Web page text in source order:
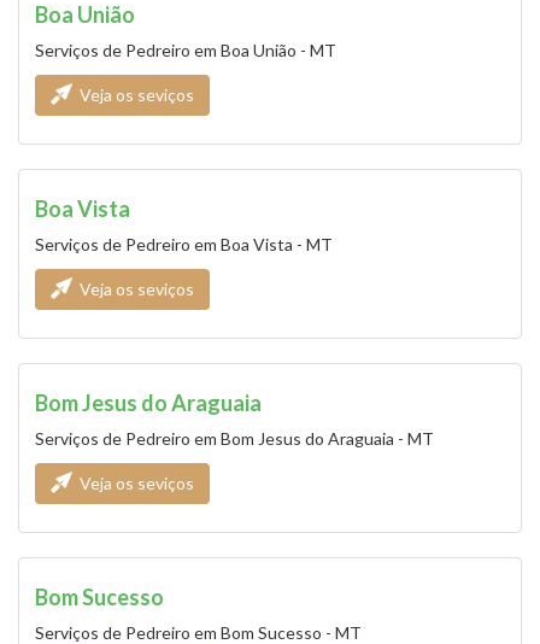
Boa União
Serviços de Pedreiro em Boa União - MT
Veja os seviços
Boa Vista
Serviços de Pedreiro em Boa Vista - MT
Veja os seviços
Bom Jesus do Araguaia
Serviços de Pedreiro em Bom Jesus do Araguaia - MT
Veja os seviços
Bom Sucesso
Serviços de Pedreiro em Bom Sucesso - MT